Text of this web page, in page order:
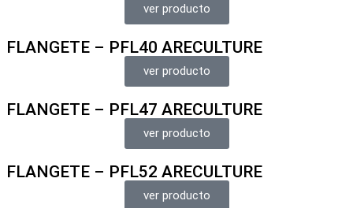
ver producto
FLANGETE – PFL40 ARECULTURE
ver producto
FLANGETE – PFL47 ARECULTURE
ver producto
FLANGETE – PFL52 ARECULTURE
ver producto